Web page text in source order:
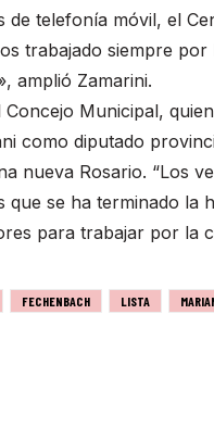
de telefonía móvil, el
trabajado siempre
amplió Zamarini.
Municipal,
como diputado
nueva Rosario. “Los
que se ha terminado
para trabajar por la
FECHENBACH LISTA